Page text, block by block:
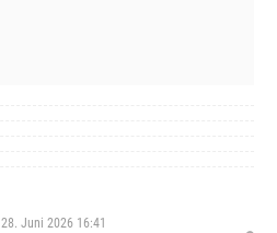
28. Juni 2026 16:41